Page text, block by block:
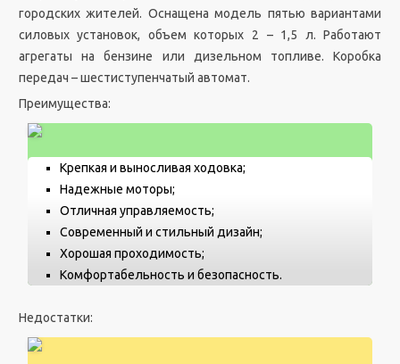
городских жителей. Оснащена модель пятью вариантами
силовых установок, объем которых 2 – 1,5 л. Работают
агрегаты на бензине или дизельном топливе. Коробка
передач – шестиступенчатый автомат.
Преимущества:
Крепкая и выносливая ходовка;
Надежные моторы;
Отличная управляемость;
Современный и стильный дизайн;
Хорошая проходимость;
Комфортабельность и безопасность.
Недостатки: